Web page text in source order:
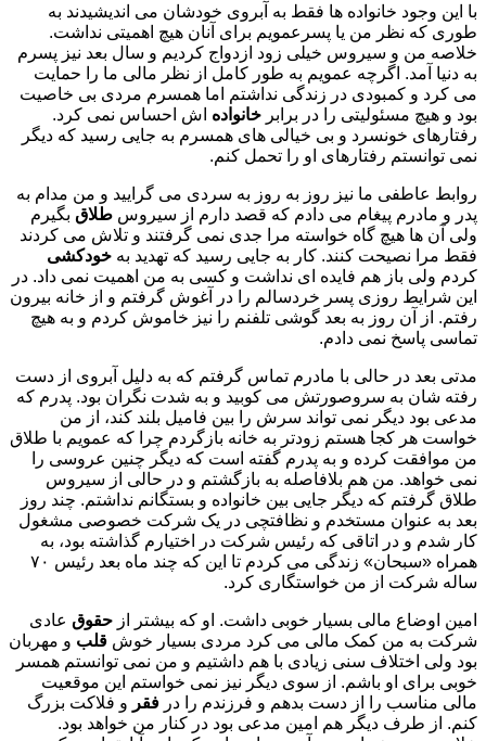
با این وجود خانواده ها فقط به آبروی خودشان می اندیشیدند به
طوری که نظر من یا پسرعمویم برای آنان هیچ اهمیتی نداشت.
خلاصه من و سیروس خیلی زود ازدواج کردیم و سال بعد نیز پسرم
به دنیا آمد. اگرچه عمویم به طور کامل از نظر مالی ما را حمایت
می کرد و کمبودی در زندگی نداشتم اما همسرم مردی بی خاصیت
بود و هیچ مسئولیتی را در برابر خانواده اش احساس نمی کرد.
رفتارهای خونسرد و بی خیالی های همسرم به جایی رسید که دیگر
نمی توانستم رفتارهای او را تحمل کنم.
روابط عاطفی ما نیز روز به روز به سردی می گرایید و من مدام به
پدر و مادرم پیغام می دادم که قصد دارم از سیروس طلاق بگیرم
ولی آن ها هیچ گاه خواسته مرا جدی نمی گرفتند و تلاش می کردند
فقط مرا نصیحت کنند. کار به جایی رسید که تهدید به خودکشی
کردم ولی باز هم فایده ای نداشت و کسی به من اهمیت نمی داد. در
این شرایط روزی پسر خردسالم را در آغوش گرفتم و از خانه بیرون
رفتم. از آن روز به بعد گوشی تلفنم را نیز خاموش کردم و به هیچ
تماسی پاسخ نمی دادم.
مدتی بعد در حالی با مادرم تماس گرفتم که به دلیل آبروی از دست
رفته شان به سروصورتش می کوبید و به شدت نگران بود. پدرم که
مدعی بود دیگر نمی تواند سرش را بین فامیل بلند کند، از من
خواست هر کجا هستم زودتر به خانه بازگردم چرا که عمویم با طلاق
من موافقت کرده و به پدرم گفته است که دیگر چنین عروسی را
نمی خواهد. من هم بلافاصله به بازگشتم و در حالی از سیروس
طلاق گرفتم که دیگر جایی بین خانواده و بستگانم نداشتم. چند روز
بعد به عنوان مستخدم و نظافتچی در یک شرکت خصوصی مشغول
کار شدم و در اتاقی که رئیس شرکت در اختیارم گذاشته بود، به
همراه «سبحان» زندگی می کردم تا این که چند ماه بعد رئیس ۷۰
ساله شرکت از من خواستگاری کرد.
امین اوضاع مالی بسیار خوبی داشت. او که بیشتر از حقوق عادی
شرکت به من کمک مالی می کرد مردی بسیار خوش قلب و مهربان
بود ولی اختلاف سنی زیادی با هم داشتیم و من نمی توانستم همسر
خوبی برای او باشم. از سوی دیگر نیز نمی خواستم این موقعیت
مالی مناسب را از دست بدهم و فرزندم را در فقر و فلاکت بزرگ
کنم. از طرف دیگر هم امین مدعی بود در کنار من خواهد بود.